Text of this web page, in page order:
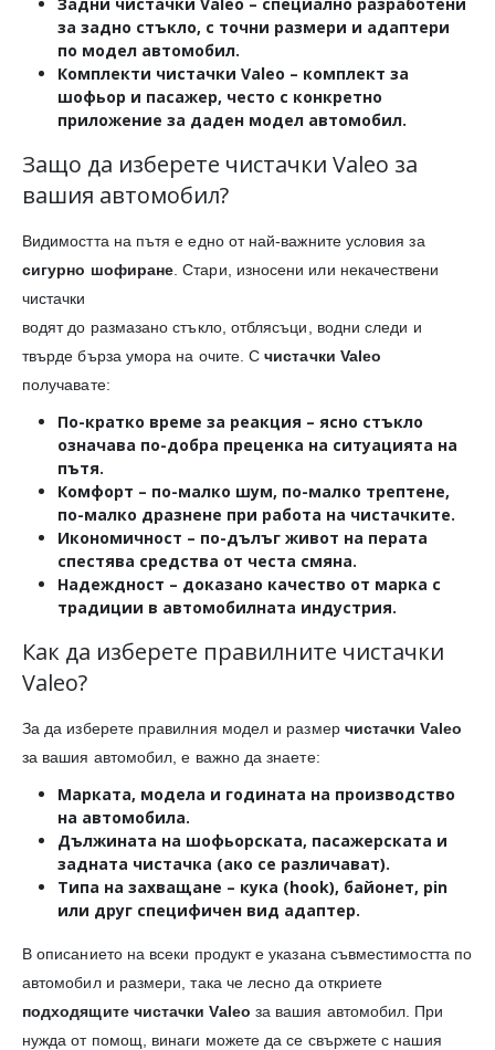
за задно стъкло, с точни размери и адаптери
по модел автомобил.
Комплекти чистачки Valeo – комплект за
шофьор и пасажер, често с конкретно
приложение за даден модел автомобил.
Защо да изберете чистачки Valeo за
вашия автомобил?
Видимостта на пътя е едно от най-важните условия за
сигурно шофиране . Стари, износени или некачествени
чистачки
водят до размазано стъкло, отблясъци, водни следи и
твърде бърза умора на очите. Счистачки Valeo
получавате:
По-кратко време за реакция – ясно стъкло
означава по-добра преценка на ситуацията на
пътя.
Комфорт – по-малко шум, по-малко трептене,
по-малко дразнене при работа на чистачките.
Икономичност – по-дълъг живот на перата
спестява средства от честа смяна.
Надеждност – доказано качество от марка с
традиции в автомобилната индустрия.
Как да изберете правилните чистачки
Valeo?
За да изберете правилния модел и размер чистачки Valeo
за вашия автомобил, е важно да знаете:
Марката, модела и годината на производство
на автомобила.
Дължината на шофьорската, пасажерската и
задната чистачка (ако се различават).
Типа на захващане – кука (hook), байонет, pin
или друг специфичен вид адаптер.
В описанието на всеки продукт е указана съвместимостта по
автомобил и размери, така че лесно да откриете
подходящите чистачки Valeo за вашия автомобил. При
нужда от помощ, винаги можете да се свържете с нашия